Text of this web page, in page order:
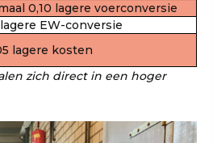
0,10 lagere voerconversie
EW-conversie
lagere kosten
zich direct in een hoger